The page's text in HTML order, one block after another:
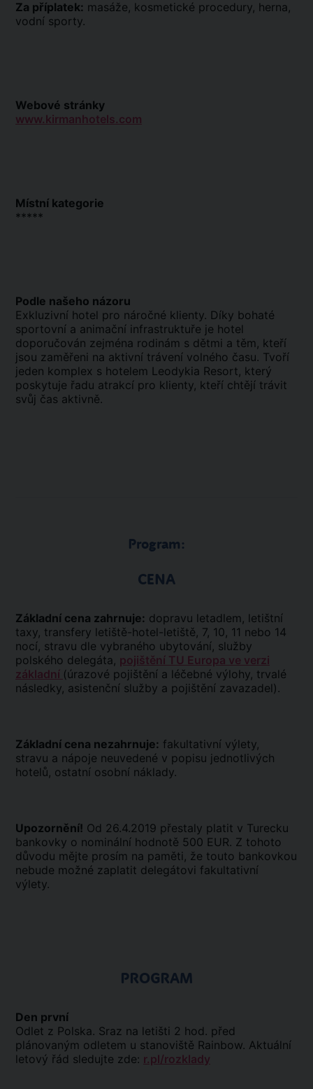
Za příplatek: masáže, kosmetické procedury, herna,
vodní sporty.
Webové stránky
www.kirmanhotels.com
Místní kategorie
*****
Podle našeho názoru
Exkluzivní hotel pro náročné klienty. Díky bohaté
sportovní a animační infrastruktuře je hotel
doporučován zejména rodinám s dětmi a těm, kteří
jsou zaměřeni na aktivní trávení volného času. Tvoří
jeden komplex s hotelem Leodykia Resort, který
poskytuje řadu atrakcí pro klienty, kteří chtějí trávit
svůj čas aktivně.
Program:
CENA
Základní cena zahrnuje: dopravu letadlem, letištní
taxy, transfery letiště-hotel-letiště, 7, 10, 11 nebo 14
nocí, stravu dle vybraného ubytování, služby
polského delegáta, pojištění TU Europa ve verzi
základní (úrazové pojištění a léčebné výlohy, trvalé
následky, asistenční služby a pojištění zavazadel).
Základní cena nezahrnuje: fakultativní výlety,
stravu a nápoje neuvedené v popisu jednotlivých
hotelů, ostatní osobní náklady.
Upozornění! Od 26.4.2019 přestaly platit v Turecku
bankovky o nominální hodnotě 500 EUR. Z tohoto
důvodu mějte prosím na paměti, že touto bankovkou
nebude možné zaplatit delegátovi fakultativní
výlety.
PROGRAM
Den první
Odlet z Polska. Sraz na letišti 2 hod. před
plánovaným odletem u stanoviště Rainbow. Aktuální
letový řád sledujte zde: r.pl/rozklady